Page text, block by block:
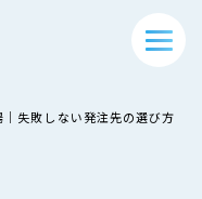
失敗しない発注先の選び方